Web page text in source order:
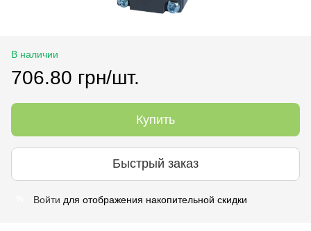
В наличии
706.80 грн/шт.
Купить
Быстрый заказ
Войти для отображения накопительной скидки